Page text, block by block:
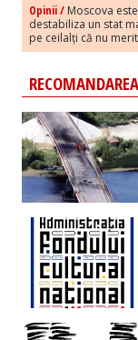
Opinii / Moscova
destabiliza un stat
pe ceilalți că nu